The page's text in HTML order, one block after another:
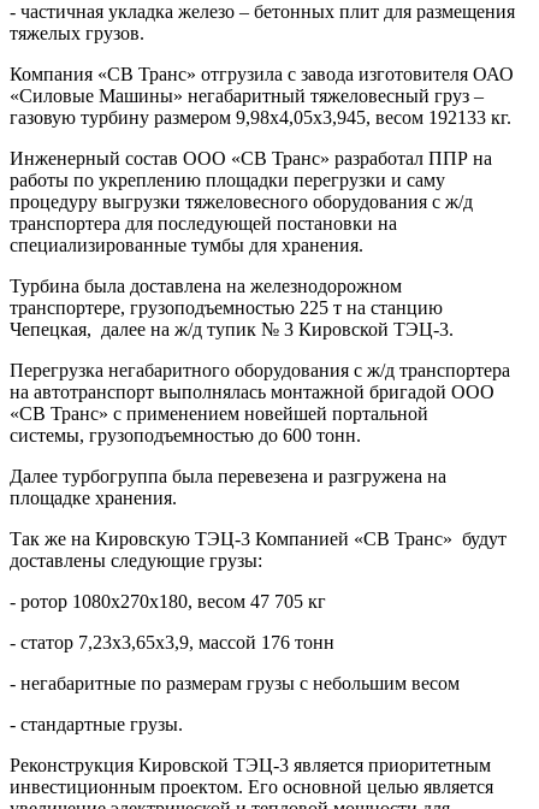
- частичная укладка железо – бетонных плит для размещения
тяжелых грузов.
Компания «СВ Транс» отгрузила с завода изготовителя ОАО
«Силовые Машины» негабаритный тяжеловесный груз –
газовую турбину размером 9,98х4,05х3,945, весом 192133 кг.
Инженерный состав ООО «СВ Транс» разработал ППР на
работы по укреплению площадки перегрузки и саму
процедуру выгрузки тяжеловесного оборудования с ж/д
транспортера для последующей постановки на
специализированные тумбы для хранения.
Турбина была доставлена на железнодорожном
транспортере, грузоподъемностью 225 т на станцию
Чепецкая, далее на ж/д тупик № 3 Кировской ТЭЦ-3.
Перегрузка негабаритного оборудования с ж/д транспортера
на автотранспорт выполнялась монтажной бригадой ООО
«СВ Транс» с применением новейшей портальной
системы, грузоподъемностью до 600 тонн.
Далее турбогруппа была перевезена и разгружена на
площадке хранения.
Так же на Кировскую ТЭЦ-3 Компанией «СВ Транс» будут
доставлены следующие грузы:
- ротор 1080х270х180, весом 47 705 кг
- статор 7,23х3,65х3,9, массой 176 тонн
- негабаритные по размерам грузы с небольшим весом
- стандартные грузы.
Реконструкция Кировской ТЭЦ-3 является приоритетным
инвестиционным проектом. Его основной целью является